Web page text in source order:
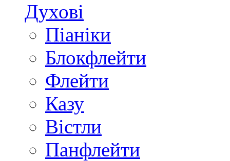
Духові
Піаніки
Блокфлейти
Флейти
Казу
Вістли
Панфлейти